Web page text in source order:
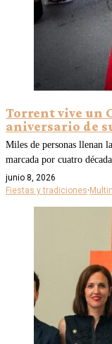
Torrent vive un
aniversario de
Miles de personas llenan
marcada por cuatro
junio 8, 2026
Fiestas y tradiciones·